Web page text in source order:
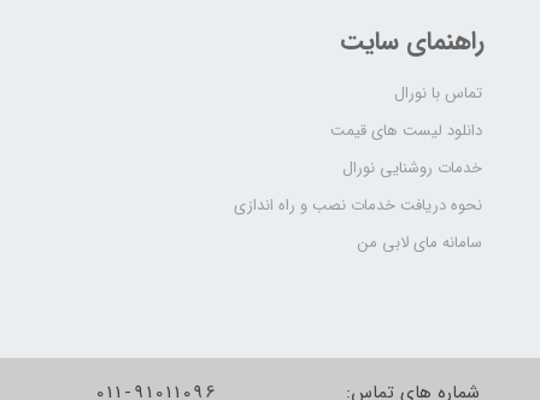
راهنمای سایت
تماس با نورال
دانلود لیست های قیمت
خدمات روشنایی نورال
نحوه دریافت خدمات نصب و راه اندازی
سامانه مای لابی من
شماره های تماس: 011-91011096